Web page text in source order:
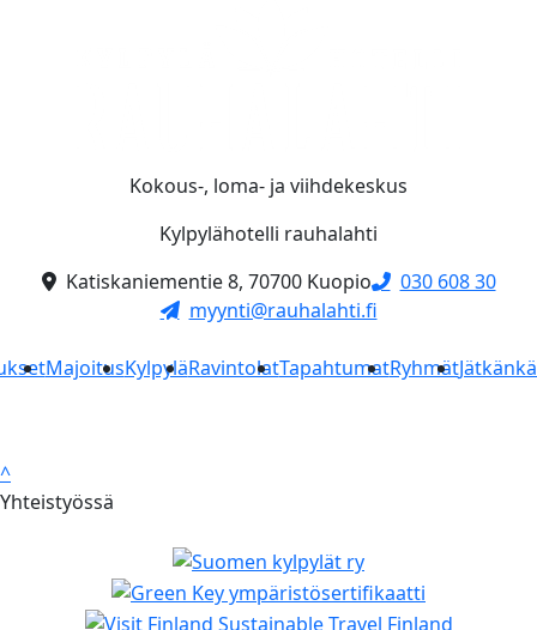
Kokous-, loma- ja viihdekeskus
Kylpylähotelli rauhalahti
Katiskaniementie 8, 70700 Kuopio
030 608 30
myynti@rauhalahti.fi
MajoitusKylpyläRavintolatTapahtumatRyhmät
^
Yhteistyössä